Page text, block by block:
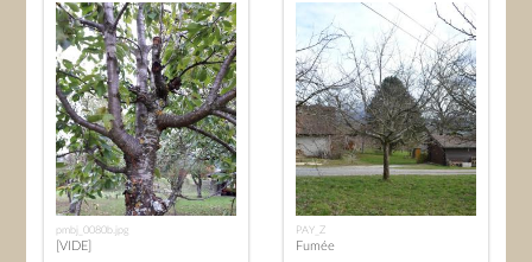
pmbj_0080b.jpg
[VIDE]
PAY_Z
Fumée